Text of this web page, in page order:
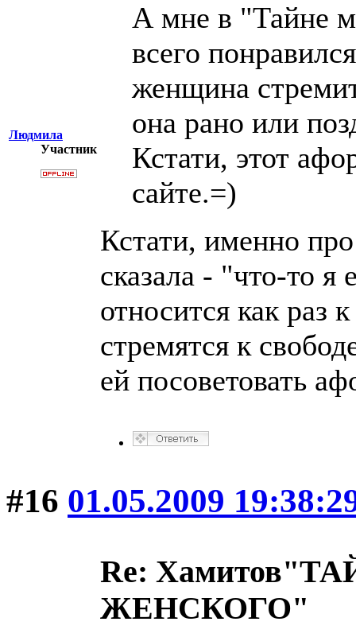
Людмила
Участник
А мне в "Тайне
всего
женщина
она рано или
Кстати, этот
сайте.=)
Кстати, именно
сказала - "что-то
относится как раз
стремятся к
ей посоветовать
#16 01.05.2009
Re:
ЖЕНСКОГО"